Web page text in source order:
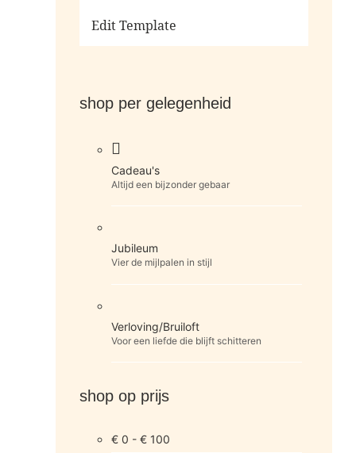
Edit Template
shop per gelegenheid
Cadeau's
Altijd een bijzonder gebaar
Jubileum
Vier de mijlpalen in stijl
Verloving/Bruiloft
Voor een liefde die blijft schitteren
shop op prijs
€ 0 - € 100